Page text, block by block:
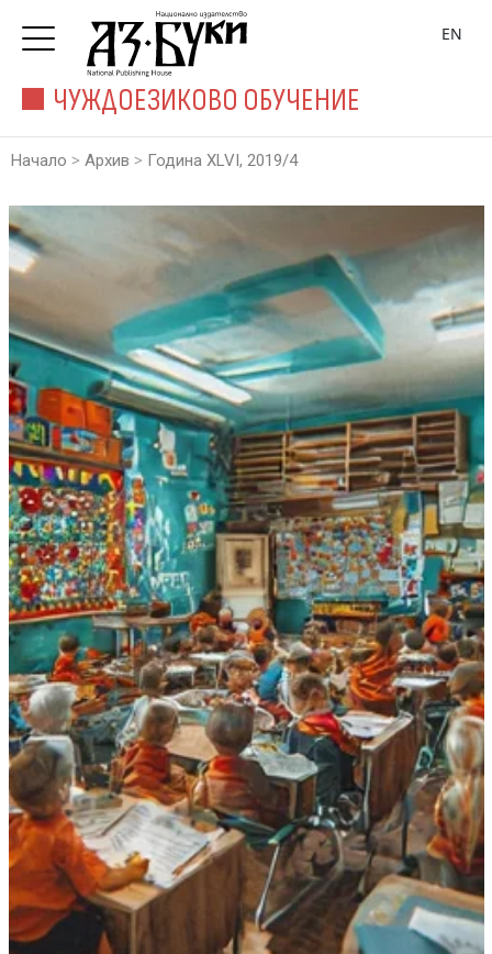
ЧУЖДОЕЗИКОВО ОБУЧЕНИЕ
EN
Начало > Архив > Година XLVI, 2019/4